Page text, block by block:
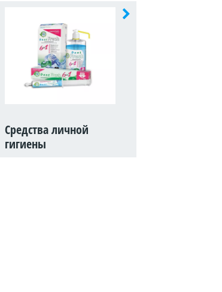
Средства личной
гигиены